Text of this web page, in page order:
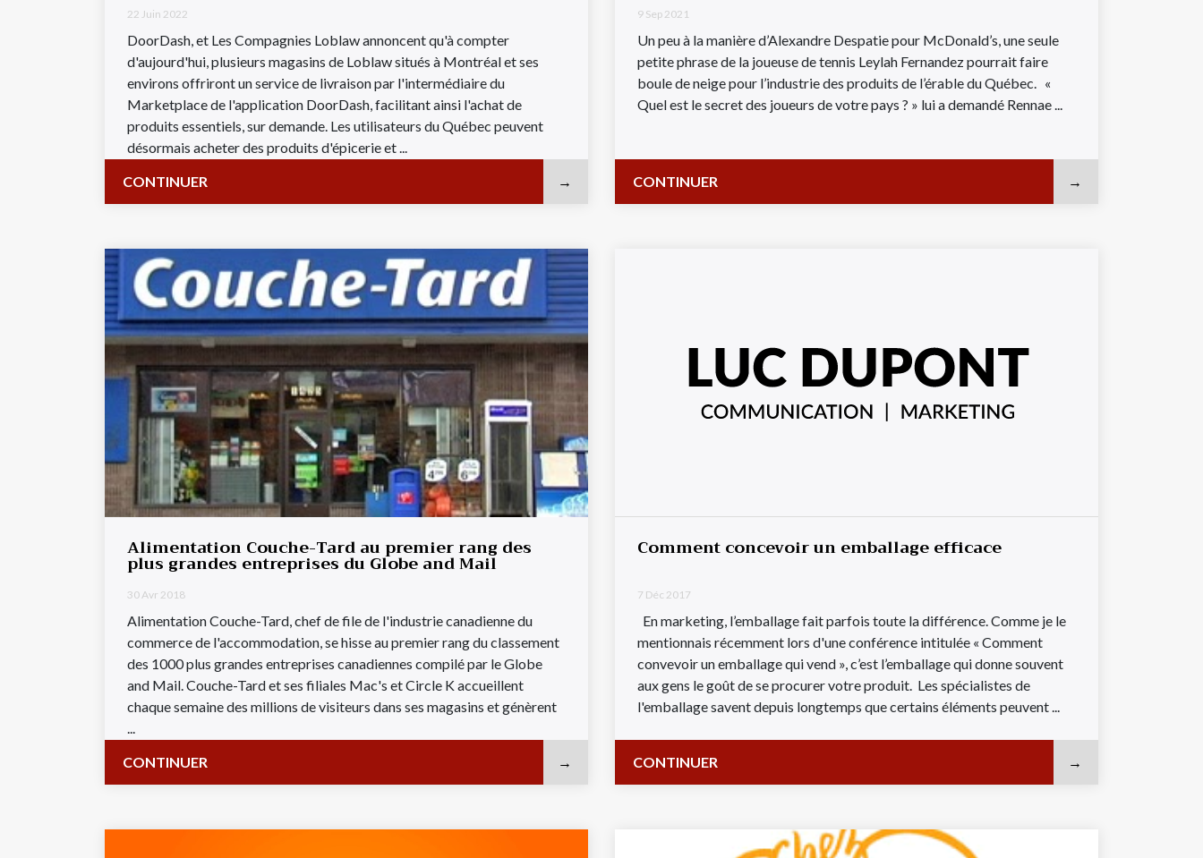
22 Juin 2022
DoorDash, et Les Compagnies Loblaw annoncent qu'à compter
d'aujourd'hui, plusieurs magasins de Loblaw situés à Montréal et ses
environs offriront un service de livraison par l'intermédiaire du
Marketplace de l'application DoorDash, facilitant ainsi l'achat de
produits essentiels, sur demande. Les utilisateurs du Québec peuvent
désormais acheter des produits d'épicerie et ...
CONTINUER
9 Sep 2021
Un peu à la manière d’Alexandre Despatie pour McDonald’s, une seule
petite phrase de la joueuse de tennis Leylah Fernandez pourrait faire
boule de neige pour l’industrie des produits de l’érable du Québec. «
Quel est le secret des joueurs de votre pays ? » lui a demandé Rennae ...
CONTINUER
Alimentation Couche-Tard au premier rang des
plus grandes entreprises du Globe and Mail
30 Avr 2018
Alimentation Couche-Tard, chef de file de l'industrie canadienne du
commerce de l'accommodation, se hisse au premier rang du classement
des 1000 plus grandes entreprises canadiennes compilé par le Globe
and Mail. Couche-Tard et ses filiales Mac's et Circle K accueillent
chaque semaine des millions de visiteurs dans ses magasins et génèrent
CONTINUER
Comment concevoir un emballage efficace
7 Déc 2017
En marketing, l’emballage fait parfois toute la différence. Comme je le
mentionnais récemment lors d'une conférence intitulée « Comment
convevoir un emballage qui vend », c’est l’emballage qui donne souvent
aux gens le goût de se procurer votre produit. Les spécialistes de
l'emballage savent depuis longtemps que certains éléments peuvent ...
CONTINUER